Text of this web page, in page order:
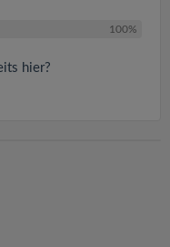
100%
hier?